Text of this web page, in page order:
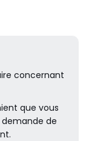
concernant
que vous
de